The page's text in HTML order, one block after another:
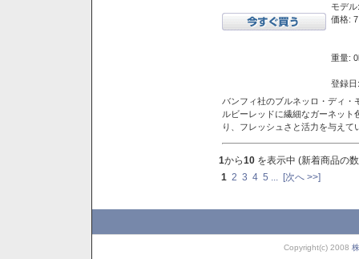
モデル:
価格:
重量:
登録
バンフィ社のブルネッロ・ディ
ルビーレッドに繊細なガーネッ
り、フレッシュさと活力を与え
1から10 を表示中 (新着商品の
1 2 3 4 5 [次へ >>]
Copyright(c) 2008